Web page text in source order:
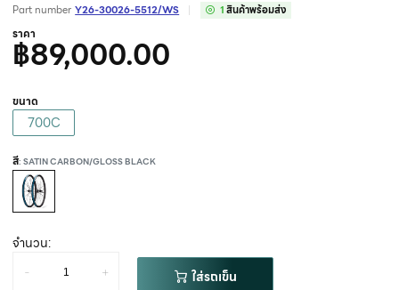
Part number Y26-30026-5512/WS 1สินค้าพร้อมส่ง
ราคา
฿89,000.00
ขนาด
700C
สี: SATIN CARBON/GLOSS BLACK
จำนวน:
-
+ ใส่รถเข็น